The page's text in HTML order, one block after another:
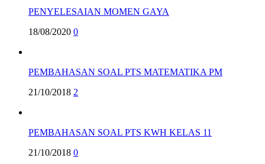
PENYELESAIAN MOMEN GAYA
18/08/2020 0
PEMBAHASAN SOAL PTS MATEMATIKA PM
21/10/2018 2
PEMBAHASAN SOAL PTS KWH KELAS 11
21/10/2018 0